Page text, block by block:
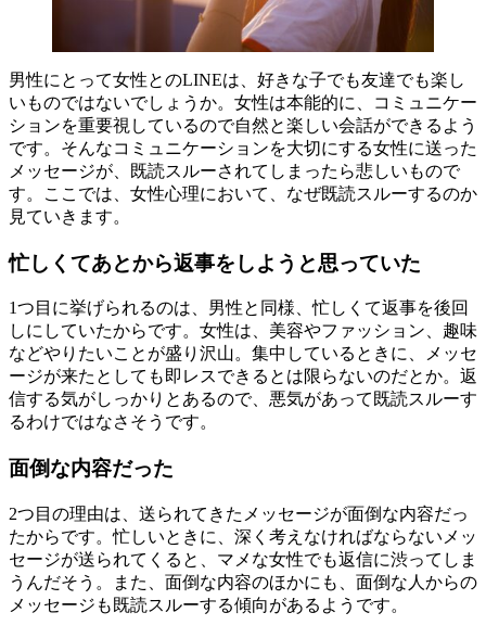
男性にとって女性とのLINEは、好きな子でも友達でも楽し
いものではないでしょうか。女性は本能的に、コミュニケー
ションを重要視しているので自然と楽しい会話ができるよう
です。そんなコミュニケーションを大切にする女性に送った
メッセージが、既読スルーされてしまったら悲しいもので
す。ここでは、女性心理において、なぜ既読スルーするのか
見ていきます。
忙しくてあとから返事をしようと思っていた
1つ目に挙げられるのは、男性と同様、忙しくて返事を後回
しにしていたからです。女性は、美容やファッション、趣味
などやりたいことが盛り沢山。集中しているときに、メッセ
ージが来たとしても即レスできるとは限らないのだとか。返
信する気がしっかりとあるので、悪気があって既読スルーす
るわけではなさそうです。
面倒な内容だった
2つ目の理由は、送られてきたメッセージが面倒な内容だっ
たからです。忙しいときに、深く考えなければならないメッ
セージが送られてくると、マメな女性でも返信に渋ってしま
うんだそう。また、面倒な内容のほかにも、面倒な人からの
メッセージも既読スルーする傾向があるようです。